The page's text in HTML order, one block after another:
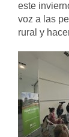
este
voz a las
rural y